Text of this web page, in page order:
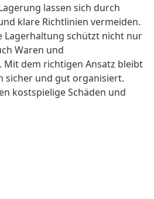
lassen sich durch
klare Richtlinien vermeiden.
Lagerhaltung schützt nicht nur
Waren und
Mit dem richtigen Ansatz bleibt
sicher und gut organisiert.
kostspielige Schäden und